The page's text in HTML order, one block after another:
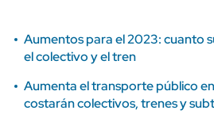
Aumentos para el 2023: cuanto
el colectivo y el tren
Aumenta el transporte público
costarán colectivos, trenes y